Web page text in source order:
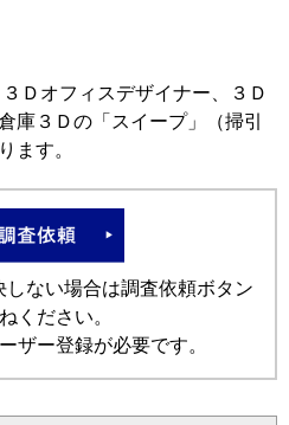
Ｄオフィスデザイナー、３Ｄ
庫３Ｄの「スイープ」（掃引
ます。
ない場合は調査依頼ボタン
ください。
ザー登録が必要です。